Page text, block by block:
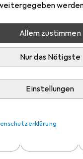
Allem zustimmen
Nur das Nötigste
Einstellungen
Faber-
Shôjo
Zubehör
Manga Shôjo aus den